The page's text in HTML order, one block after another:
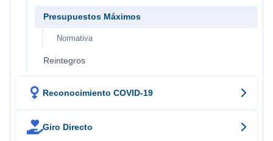
Presupuestos Máximos
Normativa
Reintegros
 Reconocimiento COVID-19
Giro Directo